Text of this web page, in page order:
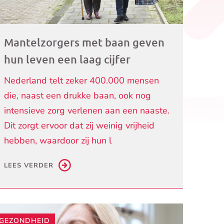
Mantelzorgers met baan geven
hun leven een laag cijfer
Nederland telt zeker 400.000 mensen
die, naast een drukke baan, ook nog
intensieve zorg verlenen aan een naaste.
Dit zorgt ervoor dat zij weinig vrijheid
hebben, waardoor zij hun l
LEES VERDER